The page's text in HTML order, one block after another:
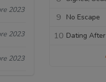
2023
2023
2023
9 No Escape
10 Dating